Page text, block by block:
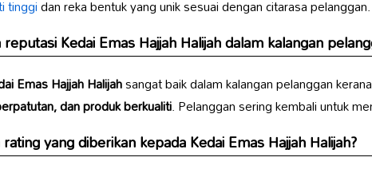
tinggidan reka bentuk yang unik sesuai dengan citarasa pelanggan.
reputasiKedai Emas Hajjah Halijahdalam kalangan
Emas Hajjah Halijahsangat baik dalam kalangan pelanggan
dan produk berkualiti. Pelanggan sering kembali untuk
yang diberikan kepadaKedai Emas Hajjah Halijah?